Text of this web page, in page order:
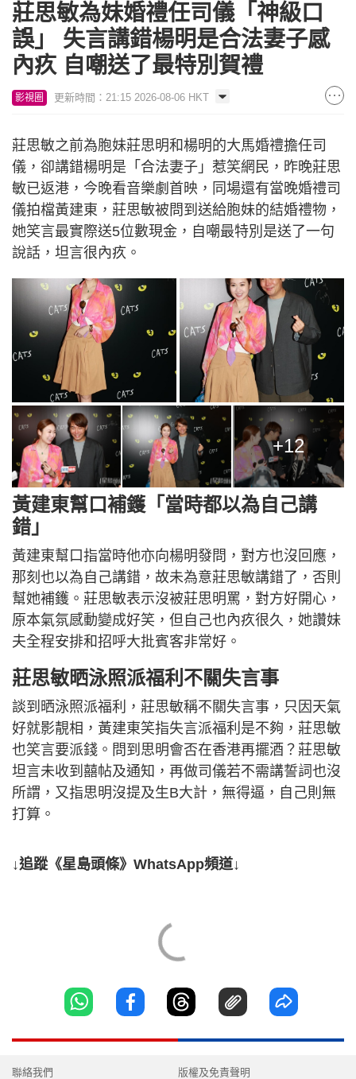
莊思敏為妹婚禮任司儀「神級口
誤」 失言講錯楊明是合法妻子感
內疚 自嘲送了最特別賀禮
影視圈 更新時間：21:15 2026-08-06 HKT
莊思敏之前為胞妹莊思明和楊明的大馬婚禮擔任司
儀，卻講錯楊明是「合法妻子」惹笑網民，昨晚莊思
敏已返港，今晚看音樂劇首映，同場還有當晚婚禮司
儀拍檔黃建東，莊思敏被問到送給胞妹的結婚禮物，
她笑言最實際送5位數現金，自嘲最特別是送了一句
說話，坦言很內疚。
+12
黃建東幫口補鑊「當時都以為自己講
錯」
黃建東幫口指當時他亦向楊明發問，對方也沒回應，
那刻也以為自己講錯，故未為意莊思敏講錯了，否則
幫她補鑊。莊思敏表示沒被莊思明罵，對方好開心，
原本氣氛感動變成好笑，但自己也內疚很久，她讚妹
夫全程安排和招呼大批賓客非常好。
莊思敏晒泳照派福利不關失言事
談到晒泳照派福利，莊思敏稱不關失言事，只因天氣
好就影靚相，黃建東笑指失言派福利是不夠，莊思敏
也笑言要派錢。問到思明會否在香港再擺酒？莊思敏
坦言未收到囍帖及通知，再做司儀若不需講誓詞也沒
所謂，又指思明沒提及生B大計，無得逼，自己則無
打算。
↓追蹤《星島頭條》WhatsApp頻道↓
聯絡我們 版權及免責聲明